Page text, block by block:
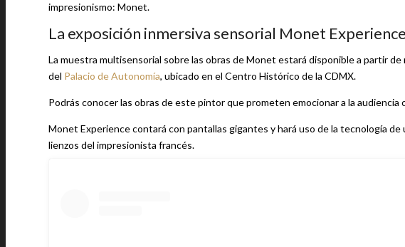
impresionismo: Monet.
La exposición inmersiva sensorial Monet
La muestra multisensorial sobre las obras de Monet estará disponible a partir
del Palacio de Autonomía, ubicado en el Centro Histórico de la CDMX.
Podrás conocer las obras de este pintor que prometen emocionar a la audiencia
Monet Experience contará con pantallas gigantes y hará uso de la tecnología
lienzos del impresionista francés.